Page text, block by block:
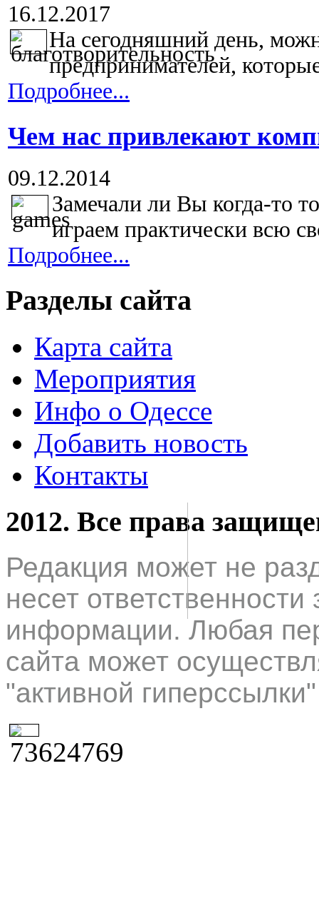
16.12.2017
На сегодняшний день,
предпринимателей,
Подробнее...
Чем нас привлекают
09.12.2014
Замечали ли Вы когда-то
играем практически всю
Подробнее...
Разделы сайта
Карта сайта
Мероприятия
Инфо о Одессе
Добавить новость
Контакты
2012. Все права
Редакция может не
несет
информации. Любая
сайта может
"активной